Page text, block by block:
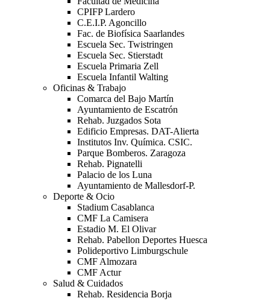
CPIFP Lardero
C.E.I.P. Agoncillo
Fac. de Biofísica Saarlandes
Escuela Sec. Twistringen
Escuela Sec. Stierstadt
Escuela Primaria Zell
Escuela Infantil Walting
Oficinas & Trabajo
Comarca del Bajo Martín
Ayuntamiento de Escatrón
Rehab. Juzgados Sota
Edificio Empresas. DAT-Alierta
Institutos Inv. Química. CSIC.
Parque Bomberos. Zaragoza
Rehab. Pignatelli
Palacio de los Luna
Ayuntamiento de Mallesdorf-P.
Deporte & Ocio
Stadium Casablanca
CMF La Camisera
Estadio M. El Olivar
Rehab. Pabellon Deportes Huesca
Polideportivo Limburgschule
CMF Almozara
CMF Actur
Salud & Cuidados
Rehab. Residencia Borja